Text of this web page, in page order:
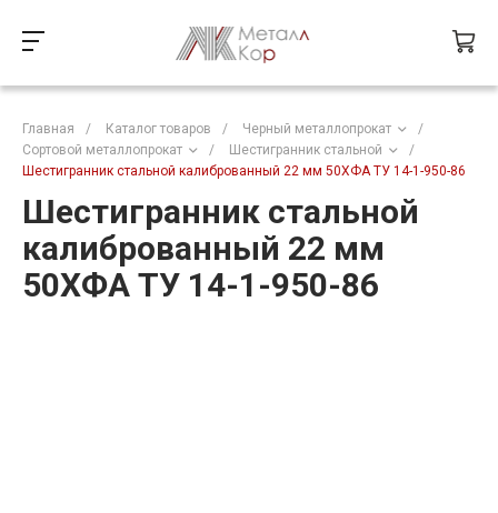
Главная / Каталог товаров / Черный металлопрокат
/
Сортовой металлопрокат
/ Шестигранник стальной
/
Шестигранник стальной калиброванный 22 мм 50ХФА ТУ 14-1-950-86
Шестигранник стальной
калиброванный 22 мм
50ХФА ТУ 14-1-950-86